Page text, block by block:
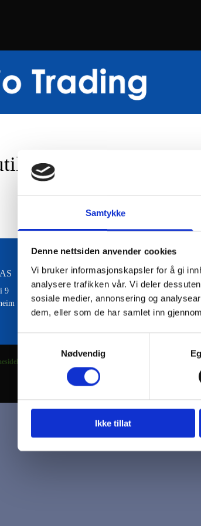
Samtykke
Denne nettsiden anvender cookies
Vi bruker informasjonskapsler for å gi
analysere trafikken vår. Vi deler
sosiale medier, annonsering og
dem, eller som de har samlet inn
Nødvendig
Ikke tillat
9
Kontakt oss
